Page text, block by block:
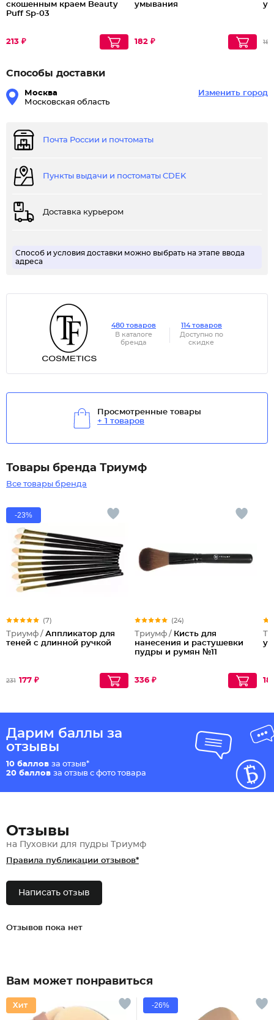
скошенным краем Beauty
Puff Sp-03
213 ₽
умывания
182 ₽ 187
Способы доставки
Москва
Московская область
Изменить город
Почта России и почтоматы
Пункты выдачи и постоматы CDEK
Доставка курьером
Способ и условия доставки можно выбрать на этапе ввода
адреса
480 товаров
В каталоге
бренда
114 товаров
Доступно по
скидке
Просмотренные товары
+ 1 товаров
Товары бренда Триумф
Все товары бренда
-23%
(7)
Триумф / Аппликатор для
теней с длинной ручкой
231 177 ₽
(24)
Триумф / Кисть для
нанесения и растушевки
пудры и румян №11
336 ₽
Дарим баллы за
отзывы
10 баллов за отзыв*
20 баллов за отзыв с фото товара
Отзывы
на Пуховки для пудры Триумф
Правила публикации отзывов*
Написать отзыв
Отзывов пока нет
Вам может понравиться
-26%